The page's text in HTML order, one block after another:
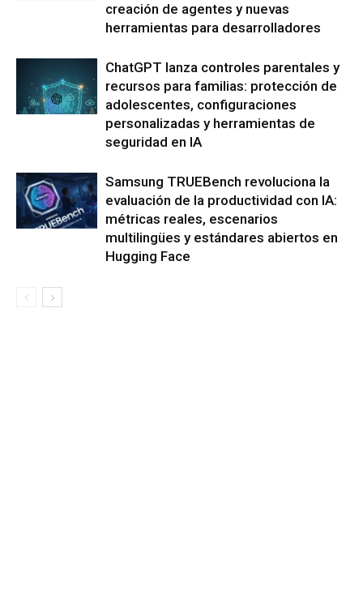
creación de agentes y nuevas
herramientas para desarrolladores
ChatGPT lanza controles parentales y
recursos para familias: protección de
adolescentes, configuraciones
personalizadas y herramientas de
seguridad en IA
Samsung TRUEBench revoluciona la
evaluación de la productividad con IA:
métricas reales, escenarios
multilingües y estándares abiertos en
Hugging Face